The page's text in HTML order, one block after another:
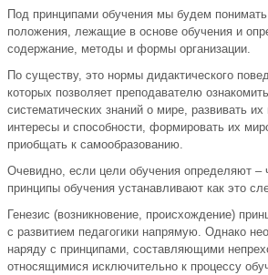
Под принципами обучения мы будем
положения, лежащие в основе обучения и
содержание, методы и формы организации.
По существу, это нормы дидактического
которых позволяет преподавателю
систематических знаний о мире, развивать
интересы и способности, формировать их
приобщать к самообразованию.
Очевидно, если цели обучения определяют –
принципы обучения устанавливают как это
Генезис (возникновение, происхождение)
с развитием педагогики напрямую. Однако
наряду с принципами, составляющими
относящимися исключительно к процессу